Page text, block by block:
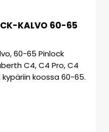
KALVO 60-65
60-65 Pinlock
C4, C4 Pro, C4
koossa 60-65.